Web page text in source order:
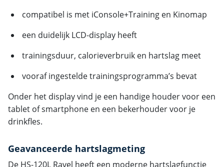
compatibel is met iConsole+Training en Kinomap
een duidelijk LCD-display heeft
trainingsduur, calorieverbruik en hartslag meet
vooraf ingestelde trainingsprogramma’s bevat
Onder het display vind je een handige houder voor een
tablet of smartphone en een bekerhouder voor je
drinkfles.
Geavanceerde hartslagmeting
De HS-120L Ravel heeft een moderne hartslagfunctie